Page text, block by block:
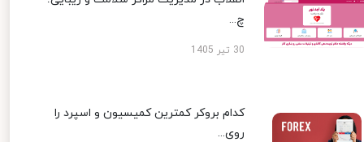
چ...
30 تیر 1405
کدام بروکر کمترین کمیسیون و اسپرد را
روی...